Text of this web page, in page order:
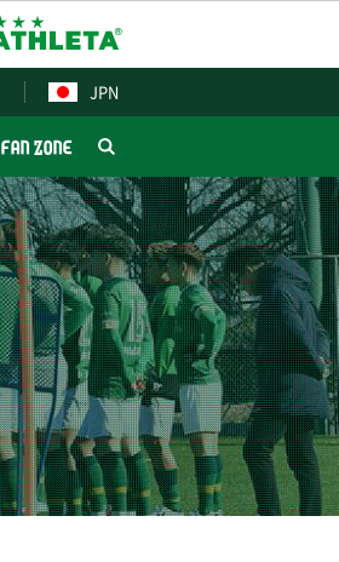
JPN
FAN ZONE